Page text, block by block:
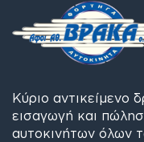
Κύριο αντικείμενο
εισαγωγή και
αυτοκινήτων όλων